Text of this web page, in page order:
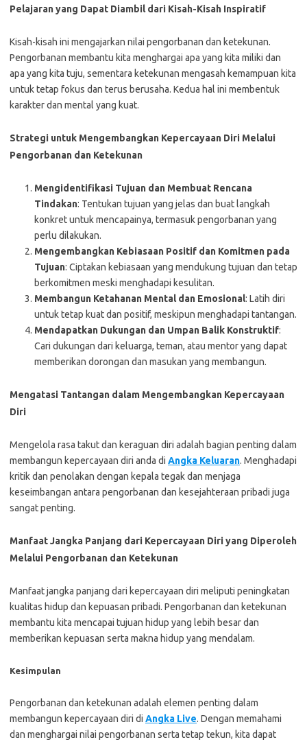
Pelajaran yang Dapat Diambil dari Kisah-Kisah Inspiratif
Kisah-kisah ini mengajarkan nilai pengorbanan dan ketekunan.
Pengorbanan membantu kita menghargai apa yang kita miliki dan
apa yang kita tuju, sementara ketekunan mengasah kemampuan kita
untuk tetap fokus dan terus berusaha. Kedua hal ini membentuk
karakter dan mental yang kuat.
Strategi untuk Mengembangkan Kepercayaan Diri Melalui
Pengorbanan dan Ketekunan
Mengidentifikasi Tujuan dan Membuat Rencana
Tindakan: Tentukan tujuan yang jelas dan buat langkah
konkret untuk mencapainya, termasuk pengorbanan yang
perlu dilakukan.
Mengembangkan Kebiasaan Positif dan Komitmen pada
Tujuan: Ciptakan kebiasaan yang mendukung tujuan dan tetap
berkomitmen meski menghadapi kesulitan.
Membangun Ketahanan Mental dan Emosional: Latih diri
untuk tetap kuat dan positif, meskipun menghadapi tantangan.
Mendapatkan Dukungan dan Umpan Balik Konstruktif:
Cari dukungan dari keluarga, teman, atau mentor yang dapat
memberikan dorongan dan masukan yang membangun.
Mengatasi Tantangan dalam Mengembangkan Kepercayaan
Diri
Mengelola rasa takut dan keraguan diri adalah bagian penting dalam
membangun kepercayaan diri anda di Angka Keluaran. Menghadapi
kritik dan penolakan dengan kepala tegak dan menjaga
keseimbangan antara pengorbanan dan kesejahteraan pribadi juga
sangat penting.
Manfaat Jangka Panjang dari Kepercayaan Diri yang Diperoleh
Melalui Pengorbanan dan Ketekunan
Manfaat jangka panjang dari kepercayaan diri meliputi peningkatan
kualitas hidup dan kepuasan pribadi. Pengorbanan dan ketekunan
membantu kita mencapai tujuan hidup yang lebih besar dan
memberikan kepuasan serta makna hidup yang mendalam.
Kesimpulan
Pengorbanan dan ketekunan adalah elemen penting dalam
membangun kepercayaan diri di Angka Live. Dengan memahami
dan menghargai nilai pengorbanan serta tetap tekun, kita dapat